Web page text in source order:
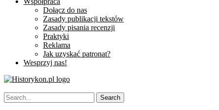
Dołącz do nas
Zasady publikacji tekstów
Zasady pisania recenzji
Praktyki
Reklama
Jak uzyskać patronat?
Wesprzyj nas!